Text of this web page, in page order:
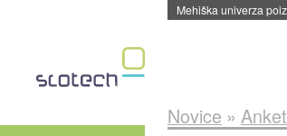
Mehiška univerza
Novice »